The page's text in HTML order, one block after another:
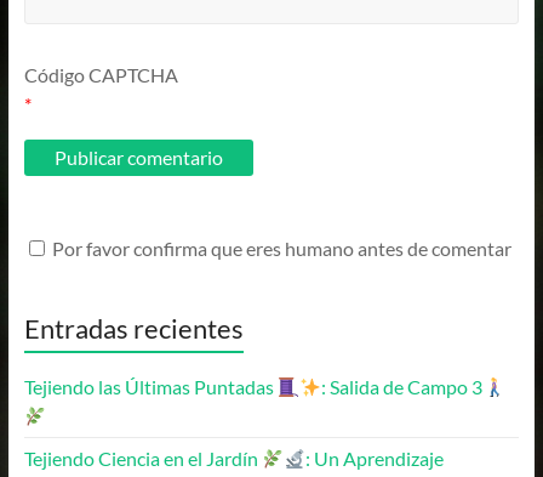
Código CAPTCHA
*
Por favor confirma que eres humano antes de comentar
Entradas recientes
Tejiendo las Últimas Puntadas : Salida de Campo 3
Tejiendo Ciencia en el Jardín
: Un Aprendizaje